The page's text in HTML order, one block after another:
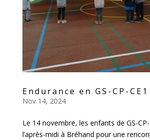
Endurance en GS-CP-CE1
Nov 14, 2024
Le 14 novembre, les enfants de GS-
l’après-midi à Bréhand pour une